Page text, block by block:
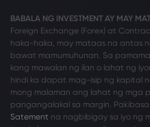
BABALA NG INVESTMENT AY MAY
Foreign Exchange (Forex) at
haka-haka, may mataas na antas
bawat mamumuhunan. Sa
kang mawalan ng ilan o lahat ng
hindi ka dapat mag-isip ng kapital
mong malaman ang lahat ng mga
pangangalakal sa margin.
Satement na nagbibigay sa iyo ng